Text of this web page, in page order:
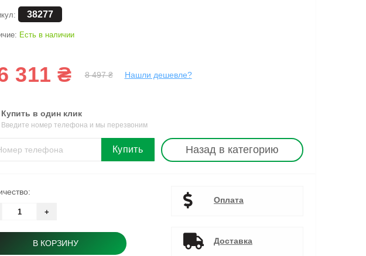
38277
Есть в наличии
311 ₴ 8 497 ₴ Нашли дешевле?
Купить в один клик
Введите номер телефона и мы перезвоним
Купить Назад в категорию
+
В КОРЗИНУ
Оплата
Доставка